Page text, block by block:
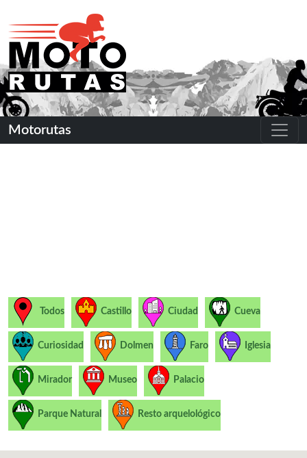
Motorutas
Todos Castillo Ciudad Cueva
Curiosidad Dolmen Faro Iglesia
Mirador Museo Palacio
Parque Natural Resto arquelológico